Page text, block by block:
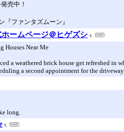
売中！
『ファンタズムーン』
ームページ＠ヒゲズシ
Houses Near Me
a weathered brick house get refreshed in
a second appointment for the
long.